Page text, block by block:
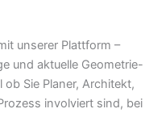
unserer Plattform –
und aktuelle Geometrie-
Sie Planer, Architekt,
involviert sind, bei